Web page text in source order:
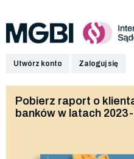
Utwórz konto Zaloguj się
Pobierz raport o
banków w latach